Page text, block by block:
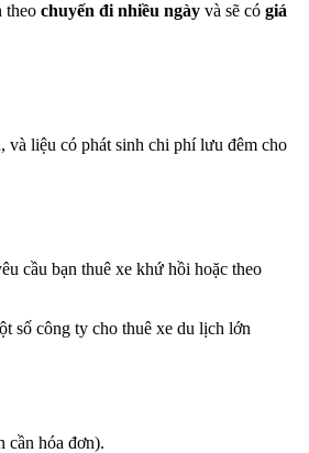
theo chuyến đi nhiều ngày và sẽ có giá
và liệu có phát sinh chi phí lưu đêm cho
cầu bạn thuê xe khứ hồi hoặc theo
số công ty cho thuê xe du lịch lớn
cần hóa đơn).